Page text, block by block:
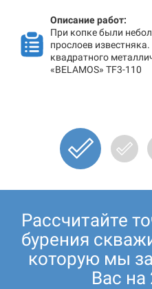
Описание работ:
При копке были
прослоев
квадратного
«BELAMOS» TF3-110
Рассчитайте
бурения
которую мы
Вас на